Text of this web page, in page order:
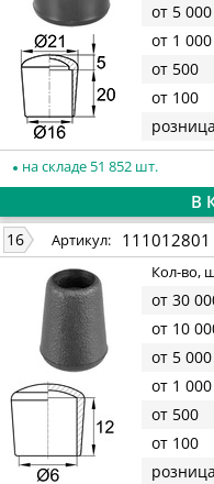
от 5 000
от 1 000
от 500
от 100
розница
на складе 51 852 шт.
В
16 Артикул: 111012801
Кол-во,
от 30
от 10
от 5 000
от 1 000
от 500
от 100
розница